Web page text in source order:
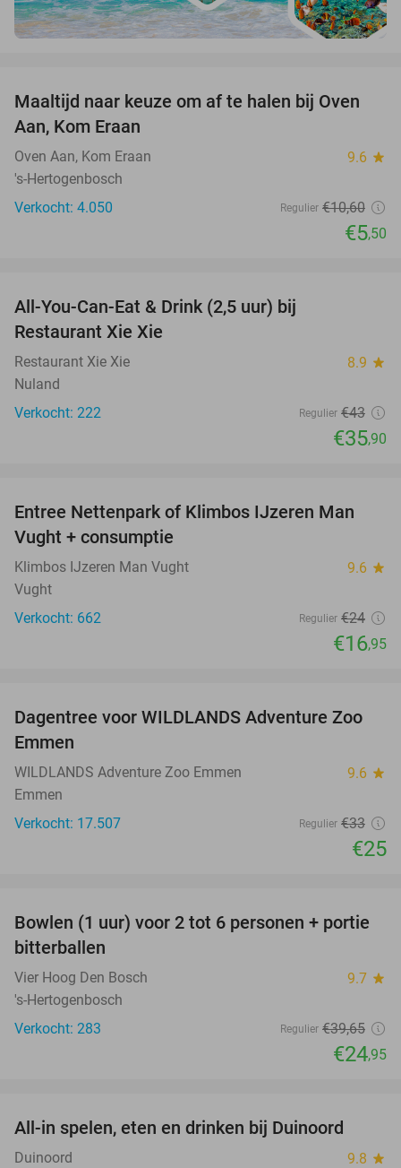
48%
Maaltijd naar keuze om af te halen bij Oven
Aan, Kom Eraan
Oven Aan, Kom Eraan 9.6 star
's-Hertogenbosch
Verkocht: 4.050
Regulier €10,60
€5,50
All-You-Can-Eat & Drink (2,5 uur) bij
Restaurant Xie Xie
Restaurant Xie Xie 8.9 star
Nuland
Verkocht: 222
Regulier €43
€35,90
29%
Entree Nettenpark of Klimbos IJzeren Man
Vught + consumptie
Klimbos IJzeren Man Vught 9.6 star
Vught
Verkocht: 662
Regulier €24
€16,95
24%
Dagentree voor WILDLANDS Adventure Zoo
Emmen
WILDLANDS Adventure Zoo Emmen 9.6 star
Emmen
Verkocht: 17.507
Regulier €33
€25
37%
Bowlen (1 uur) voor 2 tot 6 personen + portie
bitterballen
Vier Hoog Den Bosch 9.7 star
's-Hertogenbosch
Verkocht: 283
Regulier €39,65
€24,95
All-in spelen, eten en drinken bij Duinoord
Duinoord 9.8 star